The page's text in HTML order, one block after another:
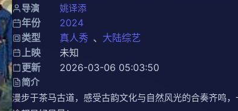
导演
姚译添
年份 2024
类型
真人秀 、 大陆综艺
上映
未知
更新
2026-03-06 05:03:50
简介
漫步于茶马古道，感受古韵文化与自然风光的合奏齐鸣